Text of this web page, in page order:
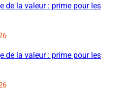
de la valeur : prime pour les
de la valeur : prime pour les